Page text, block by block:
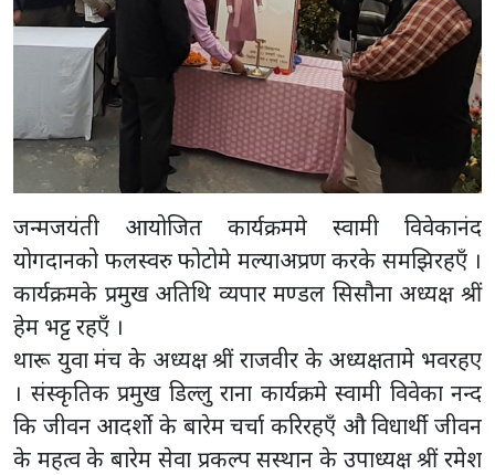
जन्मजयंती आयोजित कार्यक्रममे स्वामी विवेकानंद
योगदानको फलस्वरु फोटोमे मल्याअप्रण करके समझिरहएँ ।
कार्यक्रमके प्रमुख अतिथि व्यपार मण्डल सिसौना अध्यक्ष श्रीं
हेम भट्ट रहएँ ।
थारू युवा मंच के अध्यक्ष श्रीं राजवीर के अध्यक्षतामे भवरहए
। संस्कृतिक प्रमुख डिल्लु राना कार्यक्रमे स्वामी विवेका नन्द
कि जीवन आदर्शो के बारेम चर्चा करिरहएँ औ विधार्थी जीवन
के महत्व के बारेम सेवा प्रकल्प सस्थान के उपाध्यक्ष श्रीं रमेश